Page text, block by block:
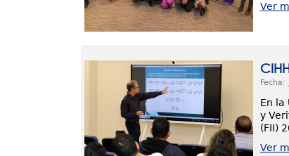
Ver
Fecha:
En la
y
(FII)
Ver